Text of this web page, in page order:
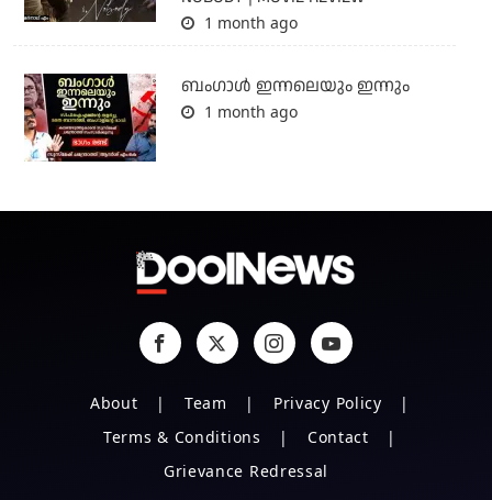
1 month ago
ബംഗാള്‍ ഇന്നലെയും ഇന്നും
1 month ago
About Team
Privacy Policy
Terms & Conditions
Contact
Grievance Redressal